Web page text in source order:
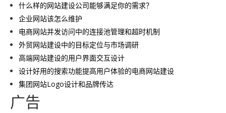
什么样的网站建设公司能够满足你的需求？
企业网站该怎么维护
电商网站并发访问中的连接池管理和超时机制
外贸网站建设中的目标定位与市场调研
高端网站建设的用户界面交互设计
设计好用的搜索功能提高用户体验的电商网站建设
集团网站Logo设计和品牌传达
广告